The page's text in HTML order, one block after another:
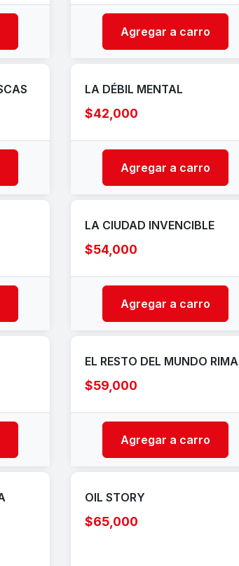
Agregar a carro
LA DÉBIL MENTAL
$42,000
Agregar a carro
LA CIUDAD INVENCIBLE
$54,000
Agregar a carro
EL RESTO DEL MUNDO RIMA
$59,000
Agregar a carro
OIL STORY
$65,000